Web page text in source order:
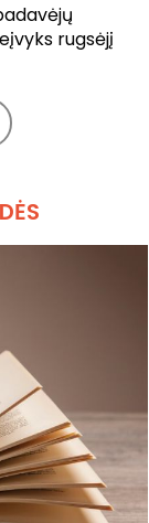
rugsėjį